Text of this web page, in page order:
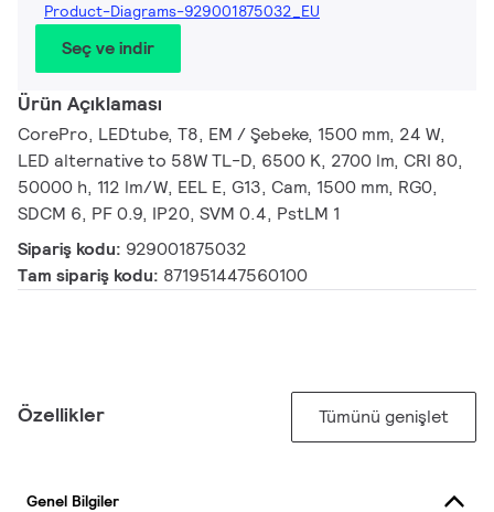
Product-Diagrams-929001875032_EU
Seç ve indir
Ürün Açıklaması
CorePro, LEDtube, T8, EM / Şebeke, 1500 mm, 24 W,
LED alternative to 58W TL-D, 6500 K, 2700 lm, CRI 80,
50000 h, 112 lm/W, EEL E, G13, Cam, 1500 mm, RG0,
SDCM 6, PF 0.9, IP20, SVM 0.4, PstLM 1
Sipariş kodu: 929001875032
Tam sipariş kodu: 871951447560100
Özellikler Tümünü genişlet
Genel Bilgiler